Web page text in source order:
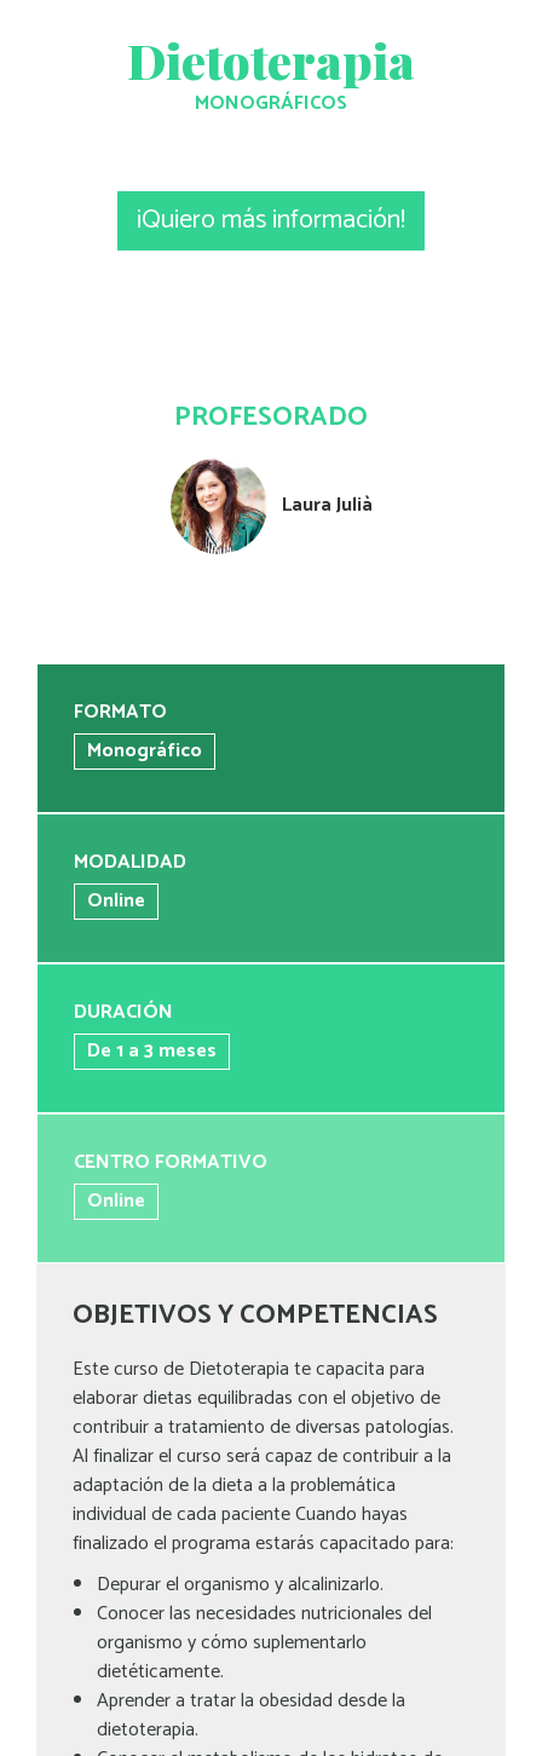
Dietoterapia
MONOGRÁFICOS
¡Quiero más información!
PROFESORADO
Laura Julià
FORMATO
Monográfico
MODALIDAD
Online
DURACIÓN
De 1 a 3 meses
CENTRO FORMATIVO
Online
OBJETIVOS Y COMPETENCIAS
Este curso de Dietoterapia te capacita para
elaborar dietas equilibradas con el objetivo de
contribuir a tratamiento de diversas patologías.
Al finalizar el curso será capaz de contribuir a la
adaptación de la dieta a la problemática
individual de cada paciente Cuando hayas
finalizado el programa estarás capacitado para:
Depurar el organismo y alcalinizarlo.
Conocer las necesidades nutricionales del
organismo y cómo suplementarlo
dietéticamente.
Aprender a tratar la obesidad desde la
dietoterapia.